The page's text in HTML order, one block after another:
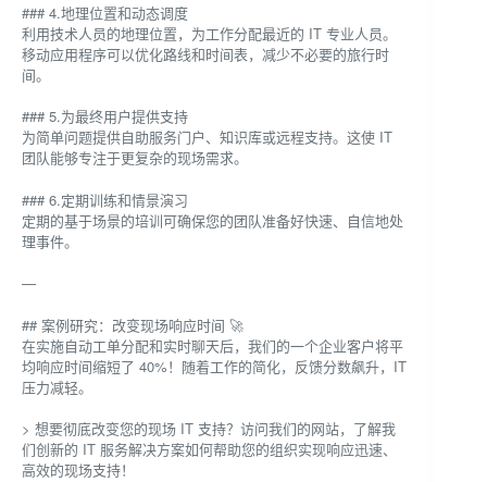
### 4.地理位置和动态调度
利用技术人员的地理位置，为工作分配最近的 IT 专业人员。
移动应用程序可以优化路线和时间表，减少不必要的旅行时
间。
### 5.为最终用户提供支持
为简单问题提供自助服务门户、知识库或远程支持。这使 IT
团队能够专注于更复杂的现场需求。
### 6.定期训练和情景演习
定期的基于场景的培训可确保您的团队准备好快速、自信地处
理事件。
—
## 案例研究：改变现场响应时间 🚀
在实施自动工单分配和实时聊天后，我们的一个企业客户将平
均响应时间缩短了 40%！随着工作的简化，反馈分数飙升，IT
压力减轻。
> 想要彻底改变您的现场 IT 支持？访问我们的网站，了解我
们创新的 IT 服务解决方案如何帮助您的组织实现响应迅速、
高效的现场支持！